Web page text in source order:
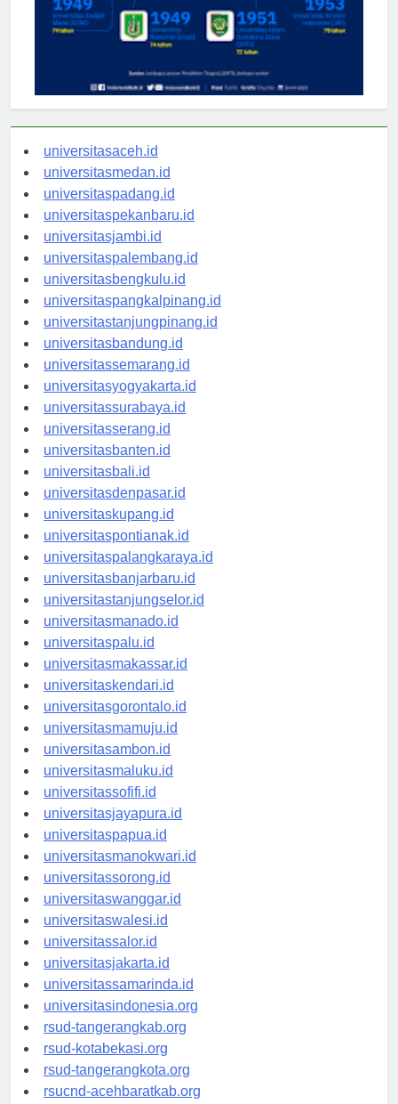
universitasaceh.id
universitasmedan.id
universitaspadang.id
universitaspekanbaru.id
universitasjambi.id
universitaspalembang.id
universitasbengkulu.id
universitaspangkalpinang.id
universitastanjungpinang.id
universitasbandung.id
universitassemarang.id
universitasyogyakarta.id
universitassurabaya.id
universitasserang.id
universitasbanten.id
universitasbali.id
universitasdenpasar.id
universitaskupang.id
universitaspontianak.id
universitaspalangkaraya.id
universitasbanjarbaru.id
universitastanjungselor.id
universitasmanado.id
universitaspalu.id
universitasmakassar.id
universitaskendari.id
universitasgorontalo.id
universitasmamuju.id
universitasambon.id
universitasmaluku.id
universitassofifi.id
universitasjayapura.id
universitaspapua.id
universitasmanokwari.id
universitassorong.id
universitaswanggar.id
universitaswalesi.id
universitassalor.id
universitasjakarta.id
universitassamarinda.id
universitasindonesia.org
rsud-tangerangkab.org
rsud-kotabekasi.org
rsud-tangerangkota.org